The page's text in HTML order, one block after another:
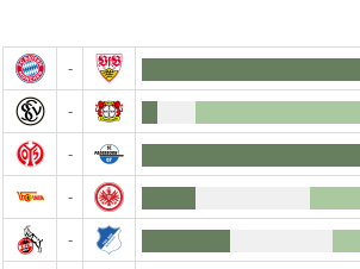
-
-
-
-
-